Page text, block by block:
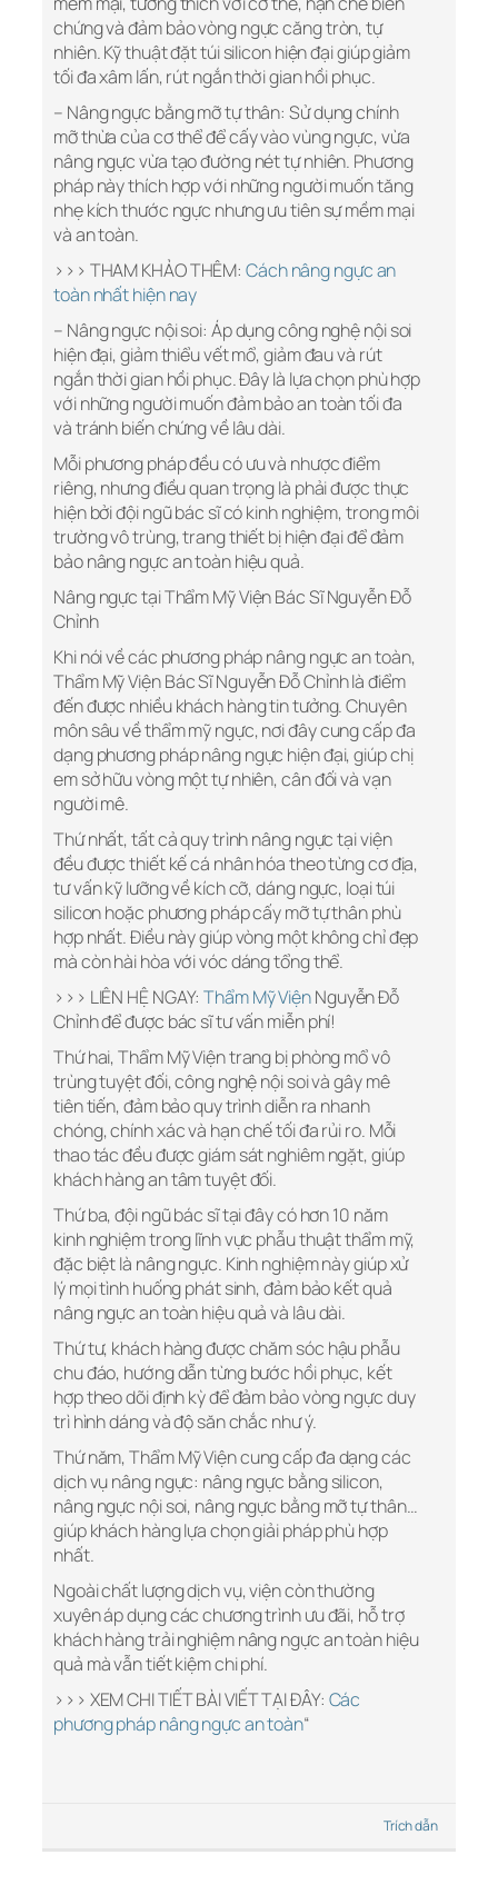
chứng và đảm bảo vòng ngực căng tròn, tự
nhiên. Kỹ thuật đặt túi silicon hiện đại giúp giảm
tối đa xâm lấn, rút ngắn thời gian hồi phục.
– Nâng ngực bằng mỡ tự thân: Sử dụng chính
mỡ thừa của cơ thể để cấy vào vùng ngực, vừa
nâng ngực vừa tạo đường nét tự nhiên. Phương
pháp này thích hợp với những người muốn tăng
nhẹ kích thước ngực nhưng ưu tiên sự mềm mại
và an toàn.
>>> THAM KHẢO THÊM: Cách nâng ngực an
toàn nhất hiện nay
– Nâng ngực nội soi: Áp dụng công nghệ nội soi
hiện đại, giảm thiểu vết mổ, giảm đau và rút
ngắn thời gian hồi phục. Đây là lựa chọn phù hợp
với những người muốn đảm bảo an toàn tối đa
và tránh biến chứng về lâu dài.
Mỗi phương pháp đều có ưu và nhược điểm
riêng, nhưng điều quan trọng là phải được thực
hiện bởi đội ngũ bác sĩ có kinh nghiệm, trong môi
trường vô trùng, trang thiết bị hiện đại để đảm
bảo nâng ngực an toàn hiệu quả.
Nâng ngực tại Thẩm Mỹ Viện Bác Sĩ Nguyễn Đỗ
Chỉnh
Khi nói về các phương pháp nâng ngực an toàn,
Thẩm Mỹ Viện Bác Sĩ Nguyễn Đỗ Chỉnh là điểm
đến được nhiều khách hàng tin tưởng. Chuyên
môn sâu về thẩm mỹ ngực, nơi đây cung cấp đa
dạng phương pháp nâng ngực hiện đại, giúp chị
em sở hữu vòng một tự nhiên, cân đối và vạn
người mê.
Thứ nhất, tất cả quy trình nâng ngực tại viện
đều được thiết kế cá nhân hóa theo từng cơ địa,
tư vấn kỹ lưỡng về kích cỡ, dáng ngực, loại túi
silicon hoặc phương pháp cấy mỡ tự thân phù
hợp nhất. Điều này giúp vòng một không chỉ đẹp
mà còn hài hòa với vóc dáng tổng thể.
>>> LIÊN HỆ NGAY:Thẩm Mỹ ViệnNguyễn Đỗ
Chỉnh để được bác sĩ tư vấn miễn phí!
Thứ hai, Thẩm Mỹ Viện trang bị phòng mổ vô
trùng tuyệt đối, công nghệ nội soi và gây mê
tiên tiến, đảm bảo quy trình diễn ra nhanh
chóng, chính xác và hạn chế tối đa rủi ro. Mỗi
thao tác đều được giám sát nghiêm ngặt, giúp
khách hàng an tâm tuyệt đối.
Thứ ba, đội ngũ bác sĩ tại đây có hơn 10 năm
kinh nghiệm trong lĩnh vực phẫu thuật thẩm mỹ,
đặc biệt là nâng ngực. Kinh nghiệm này giúp xử
lý mọi tình huống phát sinh, đảm bảo kết quả
nâng ngực an toàn hiệu quả và lâu dài.
Thứ tư, khách hàng được chăm sóc hậu phẫu
chu đáo, hướng dẫn từng bước hồi phục, kết
hợp theo dõi định kỳ để đảm bảo vòng ngực duy
trì hình dáng và độ săn chắc như ý.
Thứ năm, Thẩm Mỹ Viện cung cấp đa dạng các
dịch vụ nâng ngực: nâng ngực bằng silicon,
nâng ngực nội soi, nâng ngực bằng mỡ tự thân…
giúp khách hàng lựa chọn giải pháp phù hợp
nhất.
Ngoài chất lượng dịch vụ, viện còn thường
xuyên áp dụng các chương trình ưu đãi, hỗ trợ
khách hàng trải nghiệm nâng ngực an toàn hiệu
quả mà vẫn tiết kiệm chi phí.
>>> XEM CHI TIẾT BÀI VIẾT TẠI ĐÂY: Các
phương pháp nâng ngực an toàn“
Trích dẫn